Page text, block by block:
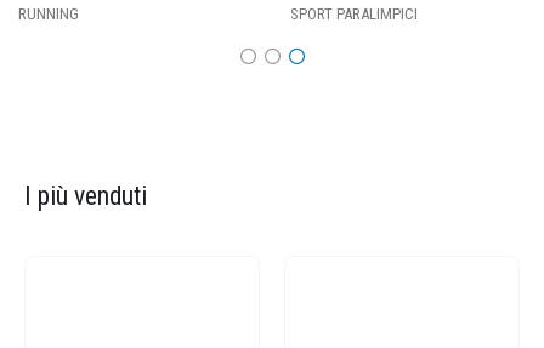
SPORT PARALIMPICI
I più venduti